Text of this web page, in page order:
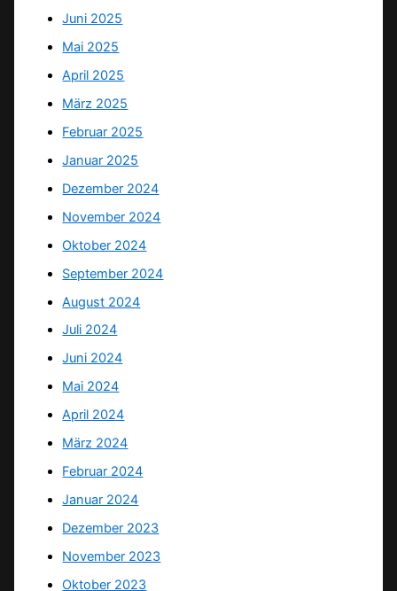
Juni 2025
Mai 2025
April 2025
März 2025
Februar 2025
Januar 2025
Dezember 2024
November 2024
Oktober 2024
September 2024
August 2024
Juli 2024
Juni 2024
Mai 2024
April 2024
März 2024
Februar 2024
Januar 2024
Dezember 2023
November 2023
Oktober 2023